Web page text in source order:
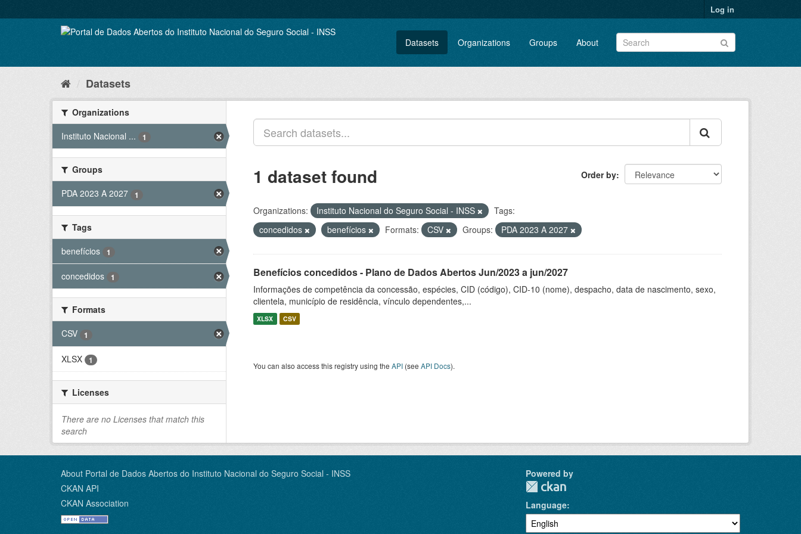
to
Log in
Datasets Organizations Groups About
Datasets
Organizations
Instituto Nacional ...
1
Groups
PDA 2023 A 2027
1
Tags
benefícios
1
concedidos 1
Formats
CSV
1
XLSX 1
Licenses
There are no Licenses that match this
search
Order by
1 dataset found
Organizations: Instituto Nacional do Seguro Social - INSS
Tags:
concedidos
benefícios Formats: CSV Groups: PDA 2023 A 2027
Benefícios concedidos - Plano de Dados Abertos Jun/2023 a jun/2027
Informações de competência da concessão, espécies, CID (código), CID-10 (nome), despacho, data de nascimento, sexo,
clientela, município de residência, vínculo dependentes,...
XLSX CSV
You can also access this registry using the API (see API Docs).
About Portal de Dados Abertos do Instituto Nacional do Seguro Social - INSS
CKAN API
CKAN Association
Powered by
Language